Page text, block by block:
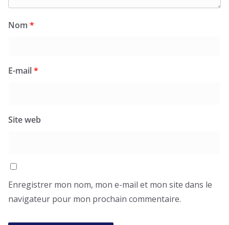
Nom *
E-mail*
Site web
Enregistrer mon nom, mon e-mail et mon site dans le
navigateur pour mon prochain commentaire.